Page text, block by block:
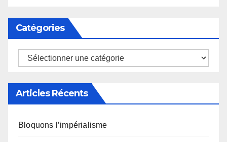
Catégories
Catégories
Articles Récents
Bloquons l’impérialisme